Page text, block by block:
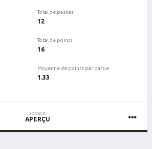
Total de passes
12
Total de points
16
Moyenne de points par partie
1.33
JOUEUR
APERÇU